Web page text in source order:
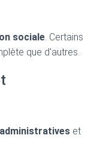
sociale. Certains
que d'autres.
et